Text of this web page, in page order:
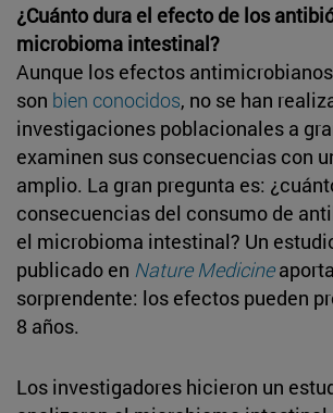
¿Cuánto dura el efecto de los
microbioma intestinal?
Aunque los efectos
son bien conocidos, no se han
investigaciones poblacionales a
examinen sus consecuencias con
amplio. La gran pregunta es:
consecuencias del consumo de
el microbioma intestinal? Un
publicado en Nature Medicine
sorprendente: los efectos pueden
8 años.
Los investigadores hicieron un